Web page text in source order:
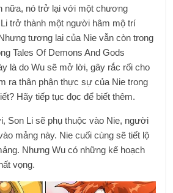
nữa, nó trở lại với một chương
trở thành một người hâm mộ trí
tương lai của Nie vẫn còn trong
Tales Of Demons And Gods
là do Wu sẽ mở lời, gây rắc rối cho
ra thân phận thực sự của Nie trong
Hãy tiếp tục đọc để biết thêm.
Son Li sẽ phụ thuộc vào Nie, người
mảng này. Nie cuối cùng sẽ tiết lộ
Nhưng Wu có những kế hoạch
vọng.